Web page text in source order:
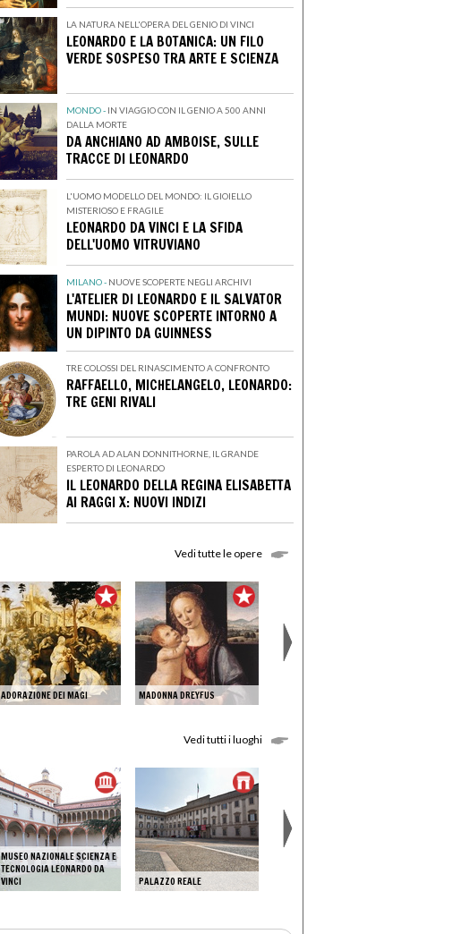
LA NATURA NELL'OPERA DEL GENIO DI VINCI
LEONARDO E LA BOTANICA: UN FILO
VERDE SOSPESO TRA ARTE E SCIENZA
MONDO - IN VIAGGIO CON IL GENIO A 500 ANNI
DALLA MORTE
DA ANCHIANO AD AMBOISE, SULLE
TRACCE DI LEONARDO
L'UOMO MODELLO DEL MONDO: IL GIOIELLO
MISTERIOSO E FRAGILE
LEONARDO DA VINCI E LA SFIDA
DELL'UOMO VITRUVIANO
MILANO - NUOVE SCOPERTE NEGLI ARCHIVI
L'ATELIER DI LEONARDO E IL SALVATOR
MUNDI: NUOVE SCOPERTE INTORNO A
UN DIPINTO DA GUINNESS
TRE COLOSSI DEL RINASCIMENTO A CONFRONTO
RAFFAELLO, MICHELANGELO, LEONARDO:
TRE GENI RIVALI
PAROLA AD ALAN DONNITHORNE, IL GRANDE
ESPERTO DI LEONARDO
IL LEONARDO DELLA REGINA ELISABETTA
AI RAGGI X: NUOVI INDIZI
Vedi tutte le opere
ADORAZIONE DEI MAGI MADONNA DREYFUS
Vedi tutti i luoghi
MUSEO NAZIONALE SCIENZA E
TECNOLOGIA LEONARDO DA
VINCI
PALAZZO REALE